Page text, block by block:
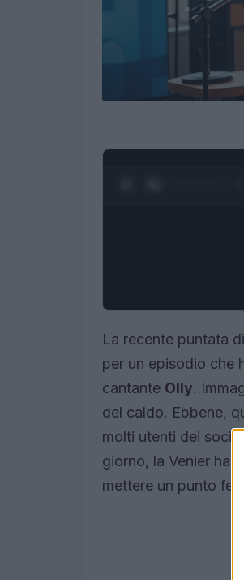
La recente puntata di
per un episodio che
cantante Olly.
del caldo. Ebbene,
molti utenti dei
giorno, la Venier ha
mettere un punto